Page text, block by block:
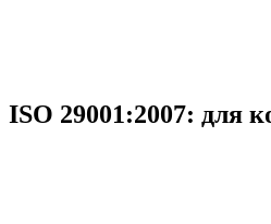
ISO 29001:2007: для